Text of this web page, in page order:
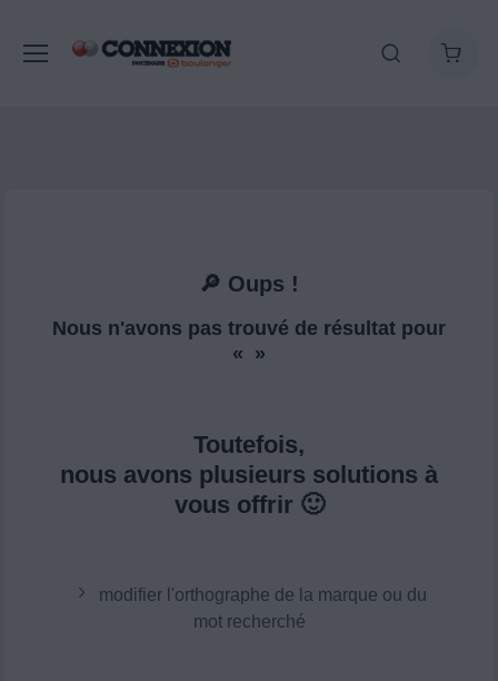
🔎 Oups !
Nous n'avons pas trouvé de résultat pour
« »
Toutefois,
nous avons plusieurs solutions à
vous offrir 🙂
modifier l'orthographe de la marque ou du
mot recherché